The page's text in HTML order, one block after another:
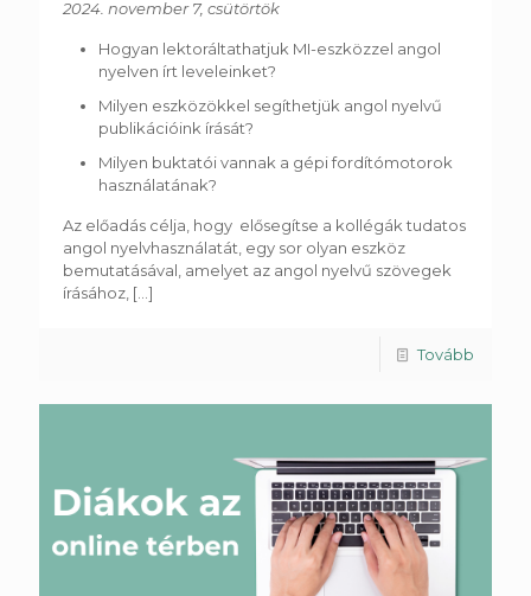
2024. november 7, csütörtök
Hogyan lektoráltathatjuk MI-eszközzel angol
nyelven írt leveleinket?
Milyen eszközökkel segíthetjük angol nyelvű
publikációink írását?
Milyen buktatói vannak a gépi fordítómotorok
használatának?
Az előadás célja, hogy elősegítse a kollégák tudatos
angol nyelvhasználatát, egy sor olyan eszköz
bemutatásával, amelyet az angol nyelvű szövegek
írásához, [...]
Tovább